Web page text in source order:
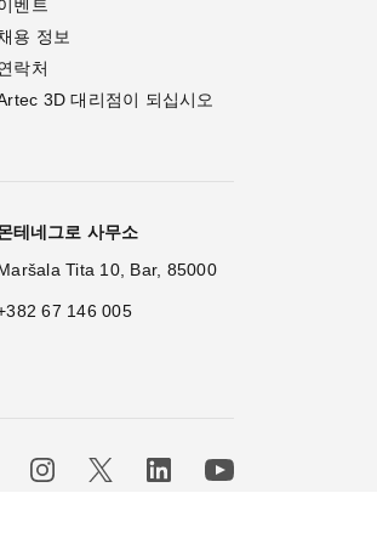
벤트
용 정보
락처
3D 대리점이 되십시오
테네그로 사무소
Tita 10, Bar, 85000
67 146 005